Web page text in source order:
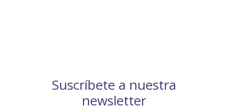
Suscríbete a nuestra
newsletter